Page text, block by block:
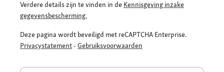
Verdere details zijn te vinden in de Kennisgeving inzake
gegevensbescherming.
Deze pagina wordt beveiligd met reCAPTCHA Enterprise.
Privacystatement - Gebruiksvoorwaarden